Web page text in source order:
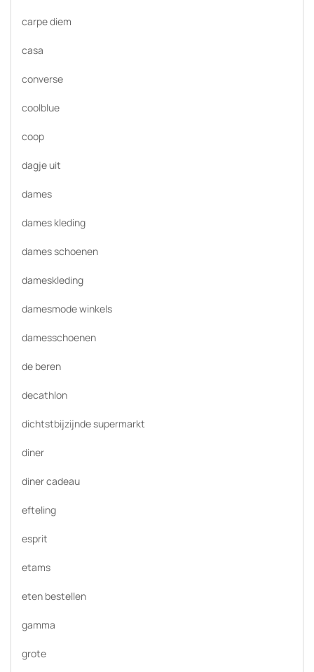
carpe diem
casa
converse
coolblue
coop
dagje uit
dames
dames kleding
dames schoenen
dameskleding
damesmode winkels
damesschoenen
de beren
decathlon
dichtstbijzijnde supermarkt
diner
diner cadeau
efteling
esprit
etams
eten bestellen
gamma
grote